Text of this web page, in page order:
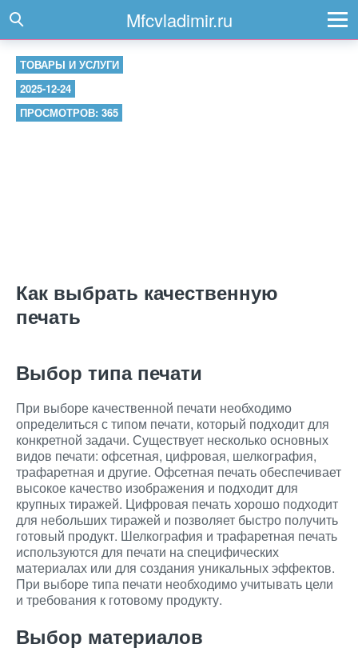
Mfcvladimir.ru
ТОВАРЫ И УСЛУГИ
2025-12-24
ПРОСМОТРОВ: 365
Как выбрать качественную
печать
Выбор типа печати
При выборе качественной печати необходимо
определиться с типом печати, который подходит для
конкретной задачи. Существует несколько основных
видов печати: офсетная, цифровая, шелкография,
трафаретная и другие. Офсетная печать обеспечивает
высокое качество изображения и подходит для
крупных тиражей. Цифровая печать хорошо подходит
для небольших тиражей и позволяет быстро получить
готовый продукт. Шелкография и трафаретная печать
используются для печати на специфических
материалах или для создания уникальных эффектов.
При выборе типа печати необходимо учитывать цели
и требования к готовому продукту.
Выбор материалов